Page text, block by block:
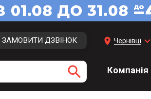
ЗАМОВИТИ ДЗВІНОК
search
location_on Чернівці keyboard_arrow_down
Компанія